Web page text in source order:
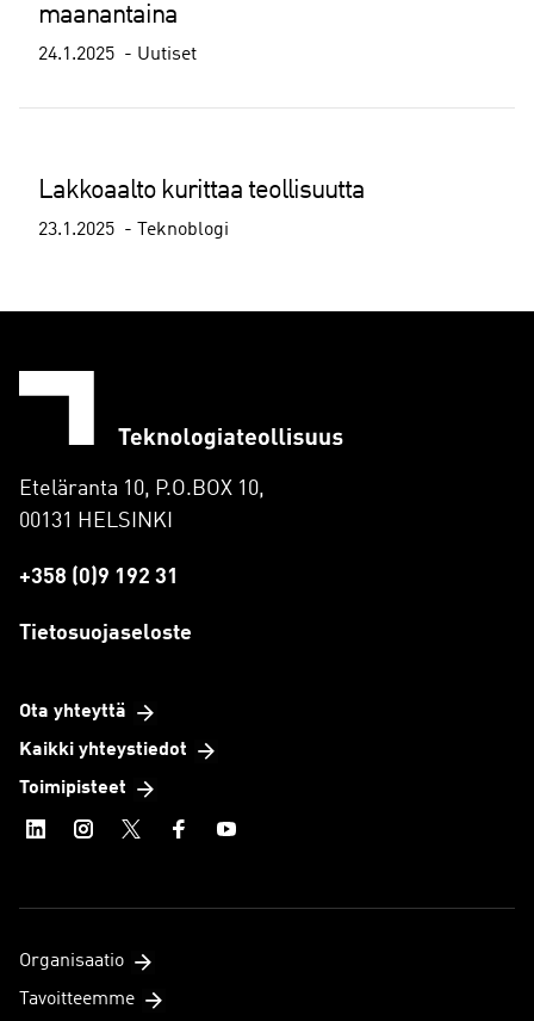
maanantaina
24.1.2025 Uutiset
Lakkoaalto kurittaa teollisuutta
23.1.2025 Teknoblogi
Eteläranta 10, P.O.BOX 10,
00131 HELSINKI
+358 (0)9 192 31
Tietosuojaseloste
Ota yhteyttä
Kaikki yhteystiedot
Toimipisteet
Organisaatio
Tavoitteemme